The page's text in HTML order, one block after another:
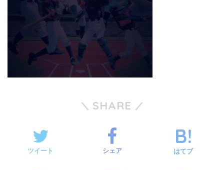
SHARE
ツイート シェア はてブ